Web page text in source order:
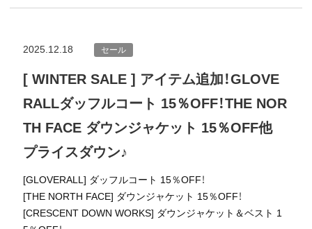
2025.12.18 セール
[ WINTER SALE ] アイテム追加！GLOVE
RALLダッフルコート 15％OFF！THE NOR
TH FACE ダウンジャケット 15％OFF他
プライスダウン♪
[GLOVERALL] ダッフルコート 15％OFF！
[THE NORTH FACE] ダウンジャケット 15％OFF！
[CRESCENT DOWN WORKS] ダウンジャケット＆ベスト 1